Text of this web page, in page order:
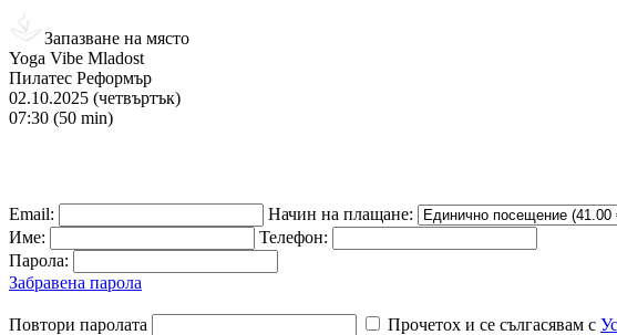
Запазване на място
Yoga Vibe Mladost
Пилатес Реформър
02.10.2025 (четвъртък)
07:30 (50 min)
Email:
Начин на плащане:
Име:
Телефон:
Парола:
Забравена парола
Повтори паролата Прочетох и се сългасявам с